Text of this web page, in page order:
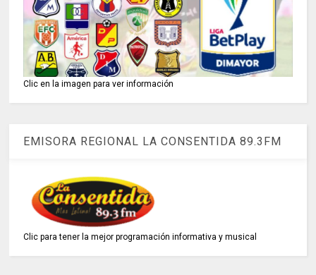
Clic en la imagen para ver información
EMISORA REGIONAL LA CONSENTIDA 89.3FM
Clic para tener la mejor programación informativa y musical